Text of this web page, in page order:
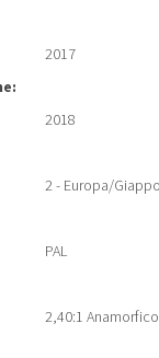
2017
2018
2 - Europa/
PAL
2,40:1